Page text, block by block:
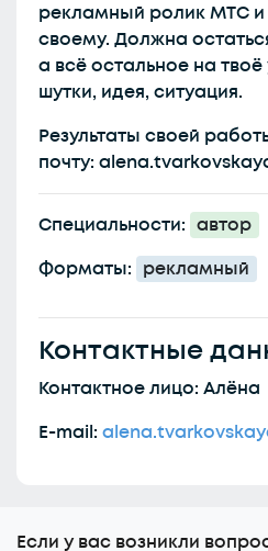
рекламный ролик МТС
своему. Должна
а всё остальное на
шутки, идея, ситуация.
Результаты своей
почту:
Специальности: автор
Форматы: рекламный
Контактные
Контактное лицо: Алёна
E-mail:
Еcли у вас возникли